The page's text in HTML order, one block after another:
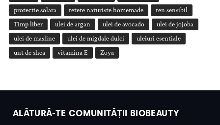
protectie solara retete naturiste homemade ten sensibil
Timp liber ulei de argan ulei de avocado ulei de jojoba
ulei de masline ulei de migdale dulci uleiuri esentiale
unt de shea vitamina E Zoya
ALĂTURĂ-TE COMUNITĂȚII BIOBEAUTY